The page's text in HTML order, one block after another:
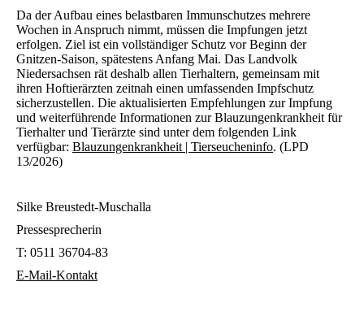
Da der Aufbau eines belastbaren Immunschutzes mehrere
Wochen in Anspruch nimmt, müssen die Impfungen jetzt
erfolgen. Ziel ist ein vollständiger Schutz vor Beginn der
Gnitzen-Saison, spätestens Anfang Mai. Das Landvolk
Niedersachsen rät deshalb allen Tierhaltern, gemeinsam mit
ihren Hoftierärzten zeitnah einen umfassenden Impfschutz
sicherzustellen. Die aktualisierten Empfehlungen zur Impfung
und weiterführende Informationen zur Blauzungenkrankheit für
Tierhalter und Tierärzte sind unter dem folgenden Link
verfügbar: Blauzungenkrankheit | Tierseucheninfo. (LPD
13/2026)
Silke Breustedt-Muschalla
Pressesprecherin
T: 0511 36704-83
E-Mail-Kontakt